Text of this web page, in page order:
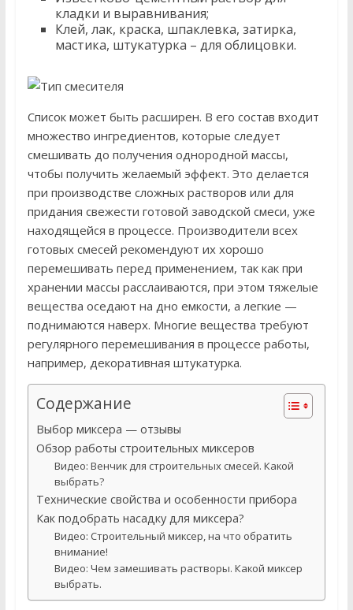
кладки и выравнивания;
Клей, лак, краска, шпаклевка, затирка,
мастика, штукатурка – для облицовки.
Список может быть расширен. В его состав входит
множество ингредиентов, которые следует
смешивать до получения однородной массы,
чтобы получить желаемый эффект. Это делается
при производстве сложных растворов или для
придания свежести готовой заводской смеси, уже
находящейся в процессе. Производители всех
готовых смесей рекомендуют их хорошо
перемешивать перед применением, так как при
хранении массы расслаиваются, при этом тяжелые
вещества оседают на дно емкости, а легкие —
поднимаются наверх. Многие вещества требуют
регулярного перемешивания в процессе работы,
например, декоративная штукатурка.
Содержание
Выбор миксера — отзывы
Обзор работы строительных миксеров
Видео: Венчик для строительных смесей. Какой
выбрать?
Технические свойства и особенности прибора
Как подобрать насадку для миксера?
Видео: Строительный миксер, на что обратить
внимание!
Видео: Чем замешивать растворы. Какой миксер
выбрать.